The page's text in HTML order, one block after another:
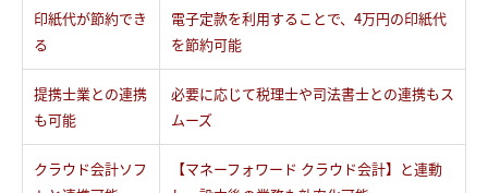
印紙代が節約でき
る
電子定款を利用することで、4万円の印紙代
を節約可能
提携士業との連携
も可能
必要に応じて税理士や司法書士との連携もス
ムーズ
クラウド会計ソフ
【マネーフォワード クラウド会計】と連動